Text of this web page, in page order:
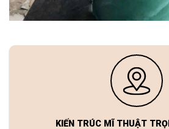
KIẾN TRÚC MĨ THUẬT